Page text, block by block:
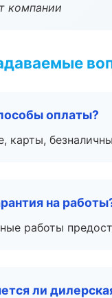
компании
оплаты?
карты,
на
работы
ли